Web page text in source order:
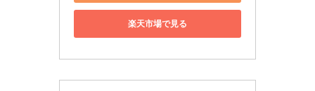
楽天市場で見る